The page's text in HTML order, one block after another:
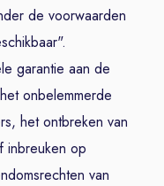
de voorwaarden
garantie aan de
onbelemmerde
het ontbreken van
inbreuken op
van